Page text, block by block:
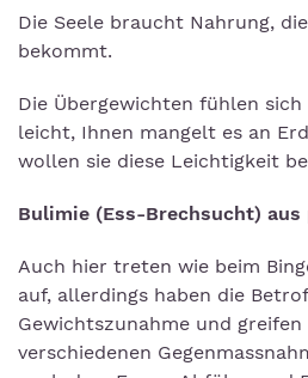
Die Seele braucht Nahrung,
bekommt.
Die Übergewichten fühlen
leicht, Ihnen mangelt es an
wollen sie diese Leichtigkeit
Bulimie (Ess-Brechsucht)
Auch hier treten wie beim
auf, allerdings haben die
Gewichtszunahme und
verschiedenen